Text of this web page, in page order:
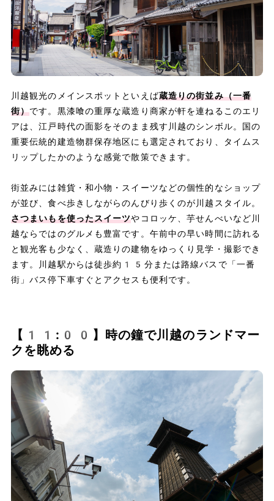
川越観光のメインスポットといえば蔵造りの街並み（一番
街）です。黒漆喰の重厚な蔵造り商家が軒を連ねるこのエリ
アは、江戸時代の面影をそのまま残す川越のシンボル。国の
重要伝統的建造物群保存地区にも選定されており、タイムス
リップしたかのような感覚で散策できます。
街並みには雑貨・和小物・スイーツなどの個性的なショップ
が並び、食べ歩きしながらのんびり歩くのが川越スタイル。
さつまいもを使ったスイーツやコロッケ、芋せんべいなど川
越ならではのグルメも豊富です。午前中の早い時間に訪れる
と観光客も少なく、蔵造りの建物をゆっくり見学・撮影でき
ます。川越駅からは徒歩約15分または路線バスで「一番
街」バス停下車すぐとアクセスも便利です。
【11:00】時の鐘で川越のランドマー
クを眺める